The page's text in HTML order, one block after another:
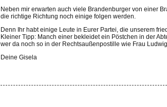
Neben mir erwarten auch viele Brandenburger von einer
die richtige Richtung noch einige folgen werden.
Denn Ihr habt einige Leute in Eurer Partei, die unserem
Kleiner Tipp: Manch einer bekleidet ein Pöstchen in der
wer da noch so in der Rechtsaußenpostille wie Frau
Deine Gisela